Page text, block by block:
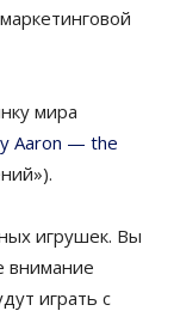
мира
Aaron — the
игрушек. Вы
внимание
играть с